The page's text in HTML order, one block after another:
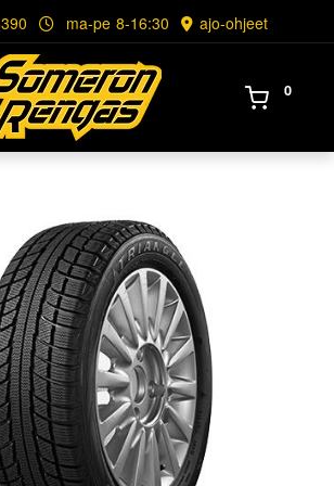
ma-pe 8-16:30 ajo-ohjeet
0